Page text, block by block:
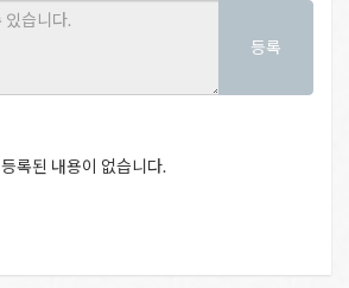
등록
등록된 내용이 없습니다.